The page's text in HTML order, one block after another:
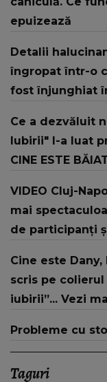
epuizează
Detalii
îngropat într-o
fost înjunghiat
Ce a dezvăluit
Iubirii" l-a luat
CINE ESTE
RECUNOSCUT
VIDEO Cluj-
mai
de participanți
Cine este
scris pe
iubirii”... Vezi
Probleme cu
Taguri